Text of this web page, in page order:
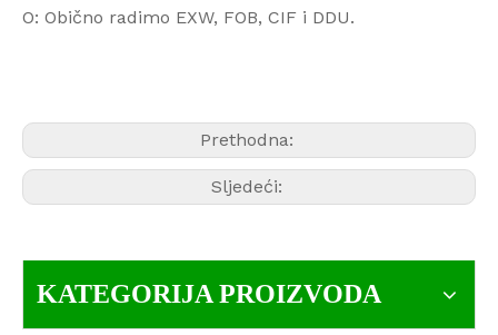
O: Obično radimo EXW, FOB, CIF i DDU.
Prethodna:
Sljedeći:
KATEGORIJA PROIZVODA